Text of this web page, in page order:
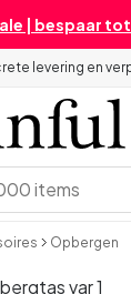
| bespaar
levering en
Opbergen